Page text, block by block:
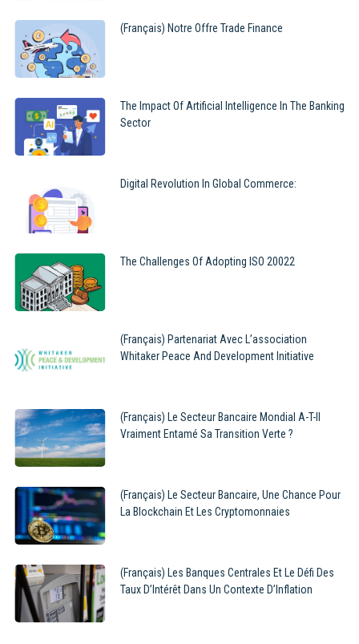
(Français) Notre Offre Trade Finance
The Impact Of Artificial Intelligence In The Banking
Sector
Digital Revolution In Global Commerce:
The Challenges Of Adopting ISO 20022
(Français) Partenariat Avec L’association
Whitaker Peace And Development Initiative
(Français) Le Secteur Bancaire Mondial A-T-Il
Vraiment Entamé Sa Transition Verte ?
(Français) Le Secteur Bancaire, Une Chance Pour
La Blockchain Et Les Cryptomonnaies
(Français) Les Banques Centrales Et Le Défi Des
Taux D’Intérêt Dans Un Contexte D’Inflation